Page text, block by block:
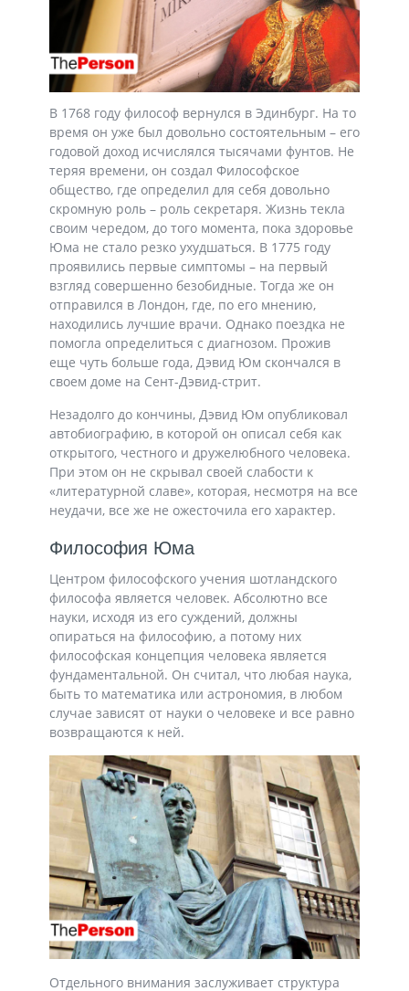
В 1768 году философ вернулся в Эдинбург. На то
время он уже был довольно состоятельным – его
годовой доход исчислялся тысячами фунтов. Не
теряя времени, он создал Философское
общество, где определил для себя довольно
скромную роль – роль секретаря. Жизнь текла
своим чередом, до того момента, пока здоровье
Юма не стало резко ухудшаться. В 1775 году
проявились первые симптомы – на первый
взгляд совершенно безобидные. Тогда же он
отправился в Лондон, где, по его мнению,
находились лучшие врачи. Однако поездка не
помогла определиться с диагнозом. Прожив
еще чуть больше года, Дэвид Юм скончался в
своем доме на Сент-Дэвид-стрит.
Незадолго до кончины, Дэвид Юм опубликовал
автобиографию, в которой он описал себя как
открытого, честного и дружелюбного человека.
При этом он не скрывал своей слабости к
«литературной славе», которая, несмотря на все
неудачи, все же не ожесточила его характер.
Философия Юма
Центром философского учения шотландского
философа является человек. Абсолютно все
науки, исходя из его суждений, должны
опираться на философию, а потому них
философская концепция человека является
фундаментальной. Он считал, что любая наука,
быть то математика или астрономия, в любом
случае зависят от науки о человеке и все равно
возвращаются к ней.
Отдельного внимания заслуживает структура